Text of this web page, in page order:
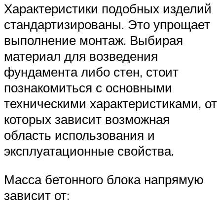
Характеристики подобных изделий
стандартизированы. Это упрощает
выполнение монтаж. Выбирая
материал для возведения
фундамента либо стен, стоит
познакомиться с основными
техническими характеристиками, от
которых зависит возможная
область использования и
эксплуатационные свойства.
Масса бетонного блока напрямую
зависит от: